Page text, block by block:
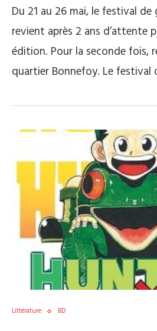
Du 21 au 26 mai, le festival de
revient après 2 ans d’attente
édition. Pour la seconde fois,
quartier Bonnefoy. Le festival
Littérature BD